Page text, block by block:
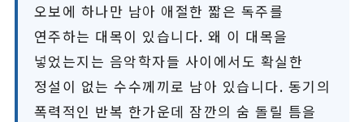
오보에 하나만 남아 애절한 짧은 독주를
연주하는 대목이 있습니다. 왜 이 대목을
넣었는지는 음악학자들 사이에서도 확실한
정설이 없는 수수께끼로 남아 있습니다. 동기의
폭력적인 반복 한가운데 잠깐의 숨 돌릴 틈을